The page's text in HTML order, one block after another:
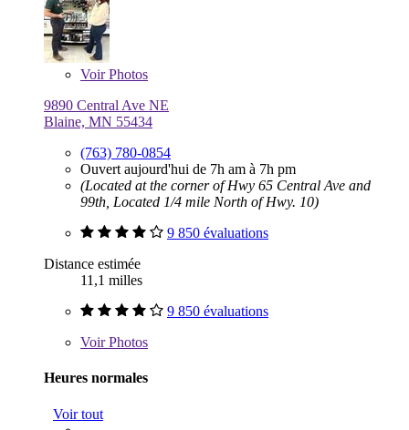
VoirPhotos
9890 Central Ave NE
Blaine, MN 55434
(763) 780-0854
Ouvert aujourd'hui de 7h am à 7h pm
(Located at the corner of Hwy 65 Central Ave and
99th, Located 1/4 mile North of Hwy. 10)
9 850 évaluations
Distance estimée
11,1 milles
9 850 évaluations
VoirPhotos
Heures normales
Voir tout